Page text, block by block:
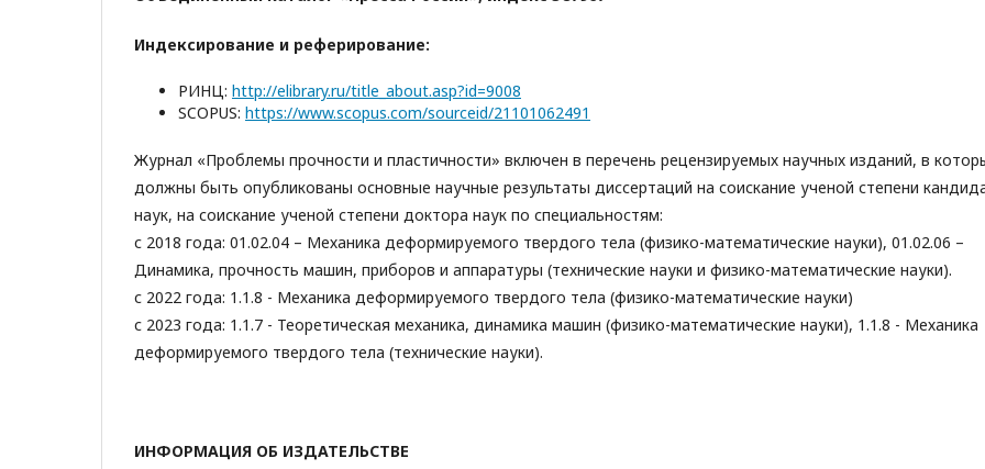
Индексирование и реферирование:
РИНЦ: http://elibrary.ru/title_about.asp?id=9008
SCOPUS: https://www.scopus.com/sourceid/21101062491
Журнал «Проблемы прочности и пластичности» включен в перечень рецензируемых научных изданий, в
должны быть опубликованы основные научные результаты диссертаций на соискание ученой степени
наук, на соискание ученой степени доктора наук по специальностям:
с 2018 года: 01.02.04 – Механика деформируемого твердого тела (физико-математические науки), 01.02.06 –
Динамика, прочность машин, приборов и аппаратуры (технические науки и физико-математические науки).
с 2022 года: 1.1.8 - Механика деформируемого твердого тела (физико-математические науки)
с 2023 года: 1.1.7 - Теоретическая механика, динамика машин (физико-математические науки), 1.1.8 - Механика
деформируемого твердого тела (технические науки).
ИНФОРМАЦИЯ ОБ ИЗДАТЕЛЬСТВЕ